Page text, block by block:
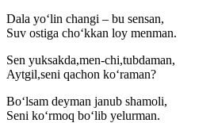
Dala yo‘lin changi – bu sensan,
Suv ostiga cho‘kkan loy menman.
Sen yuksakda,men-chi,tubdaman,
Aytgil,seni qachon ko‘raman?
Bo‘lsam deyman janub shamoli,
Seni ko‘rmoq bo‘lib yelurman.